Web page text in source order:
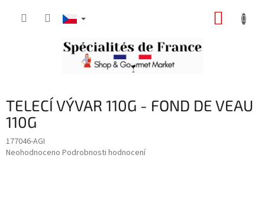
TELECÍ VÝVAR 110G - FOND DE VEAU
110G
177046-AGI
Průměrné
Neohodnoceno Podrobnosti hodnocení